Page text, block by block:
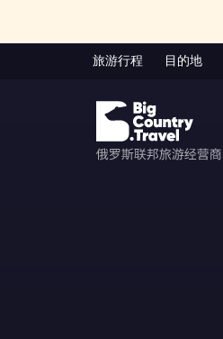
旅游行程 目的地